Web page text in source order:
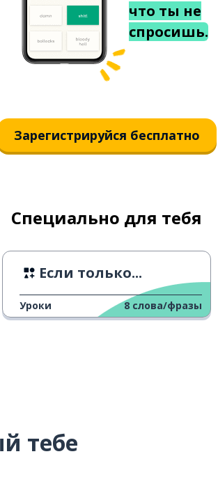
что ты не
спросишь.
Зарегистрируйся бесплатно
Специально для тебя
Если только...
Уроки 8 слова/фразы
тебе